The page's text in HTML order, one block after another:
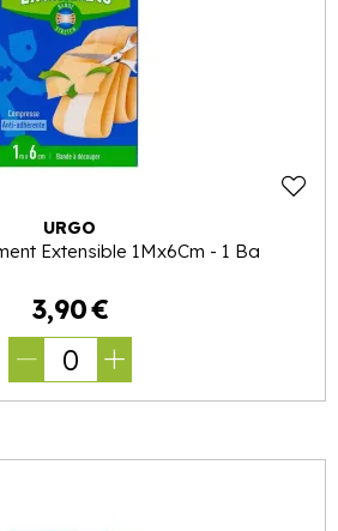
URGO
Extensible 1Mx6Cm - 1 Ba
3,90€
0